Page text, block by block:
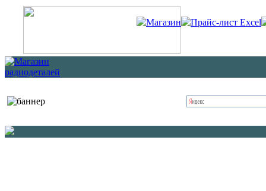
Магазин Прайс-лист Excel